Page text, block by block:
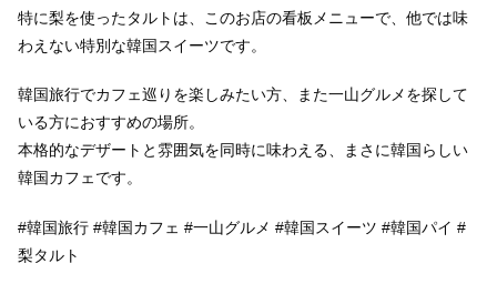
特に梨を使ったタルトは、このお店の看板メニューで、他では味
わえない特別な韓国スイーツです。
韓国旅行でカフェ巡りを楽しみたい方、また一山グルメを探して
いる方におすすめの場所。
本格的なデザートと雰囲気を同時に味わえる、まさに韓国らしい
韓国カフェです。
#韓国旅行 #韓国カフェ #一山グルメ #韓国スイーツ #韓国パイ #
梨タルト